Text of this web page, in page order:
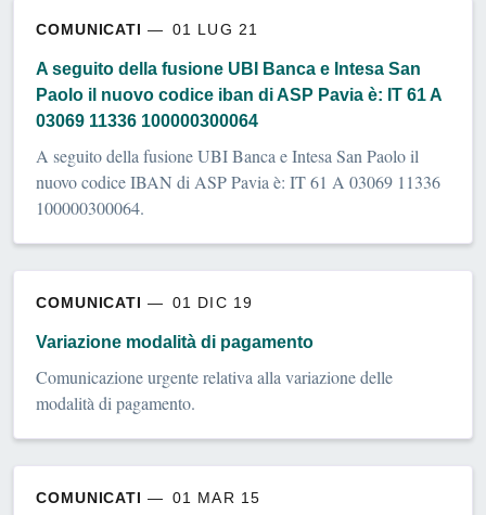
COMUNICATI 01 LUG 21
A seguito della fusione UBI Banca e Intesa San
Paolo il nuovo codice iban di ASP Pavia è: IT 61 A
03069 11336 100000300064
A seguito della fusione UBI Banca e Intesa San Paolo il
nuovo codice IBAN di ASP Pavia è: IT 61 A 03069 11336
100000300064.
COMUNICATI 01 DIC 19
Variazione modalità di pagamento
Comunicazione urgente relativa alla variazione delle
modalità di pagamento.
COMUNICATI 01 MAR 15